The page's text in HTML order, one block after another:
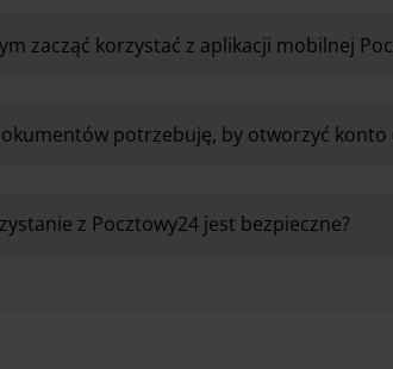
zacząć korzystać z aplikacji mobilnej
potrzebuję, by otworzyć
z Pocztowy24 jest bezpieczne?